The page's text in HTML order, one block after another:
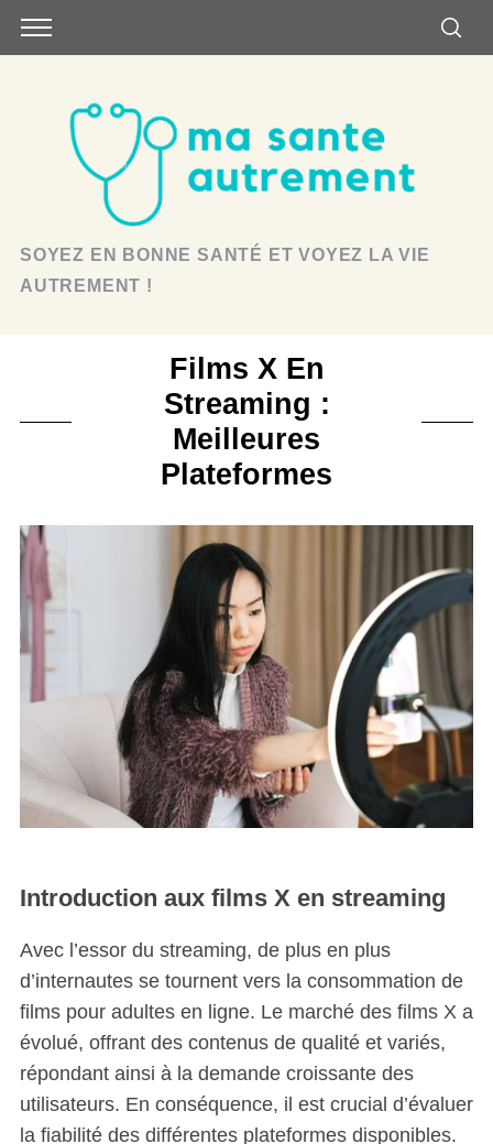
SOYEZ EN BONNE SANTÉ ET VOYEZ LA VIE
AUTREMENT !
Films X En
Streaming :
Meilleures
Plateformes
Introduction aux films X en streaming
Avec l’essor du streaming, de plus en plus
d’internautes se tournent vers la consommation de
films pour adultes en ligne. Le marché des films X a
évolué, offrant des contenus de qualité et variés,
répondant ainsi à la demande croissante des
utilisateurs. En conséquence, il est crucial d’évaluer
la fiabilité des différentes plateformes disponibles.